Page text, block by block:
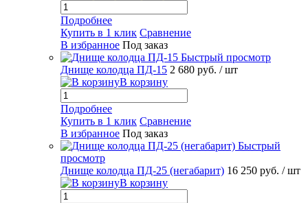
Подробнее
Купить в 1 клик Сравнение
В избранное Под заказ
Быстрый просмотр
Днище колодца ПД-15 2 680 руб. / шт
В корзину
Подробнее
Купить в 1 клик Сравнение
В избранное Под заказ
Быстрый
просмотр
Днище колодца ПД-25 (негабарит) 16 250 руб. / шт
В корзину